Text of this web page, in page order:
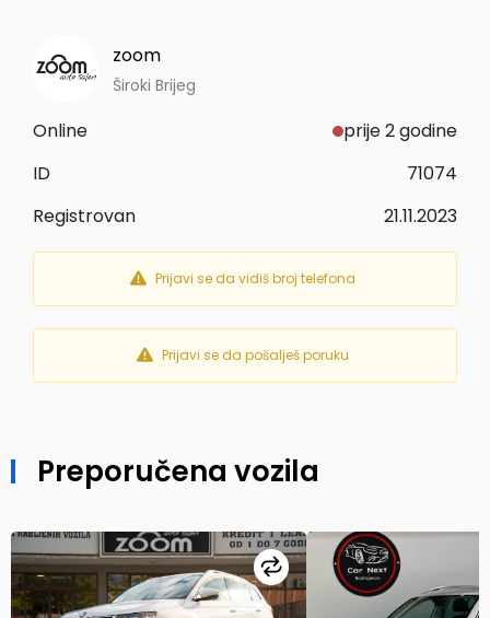
zoom
Široki Brijeg
Online
prije 2 godine
ID
71074
Registrovan
21.11.2023
Prijavi se da vidiš broj telefona
Prijavi se da pošalješ poruku
Preporučena vozila
Uporedi